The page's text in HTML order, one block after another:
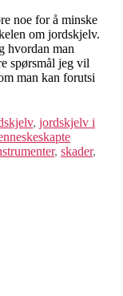
Del
2.
noe for å minske
om jordskjelv.
hvordan man
spørsmål jeg vil
man kan forutsi
, jordskjelv i
, skader,